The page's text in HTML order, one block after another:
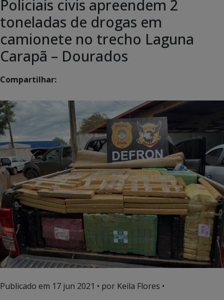
Policiais civis apreendem 2
toneladas de drogas em
camionete no trecho Laguna
Carapã – Dourados
Compartilhar:
Publicado em 17 jun 2021 • por Keila Flores •